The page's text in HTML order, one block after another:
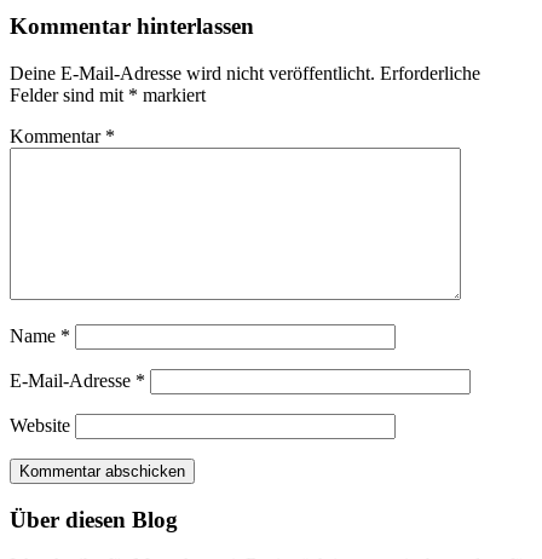
Kommentar hinterlassen
Deine E-Mail-Adresse wird nicht veröffentlicht. Erforderliche
Felder sind mit * markiert
Kommentar *
Name *
E-Mail-Adresse *
Website
Über diesen Blog